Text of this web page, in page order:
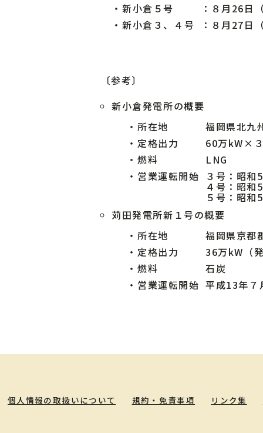
・ 新小倉５号
：８月26日
・ 新小倉３、４号 ：８月27日
〔参考〕
新小倉発電所の概要
・ 所在地
福岡県北九
・ 定格出力
60万kW×
・ 燃料
LNG
・ 営業運転開始 ３号：昭和
４号：昭和
５号：昭和
苅田発電所新１号の概要
・ 所在地
福岡県京都
・ 定格出力
36万kW（
・ 燃料
石炭
・ 営業運転開始 平成13年７
個人情報の取扱いについて 規約・免責事項 リンク集